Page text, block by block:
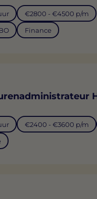
€2800 - €4500 p/m
Finance
€2400 - €3600 p/m